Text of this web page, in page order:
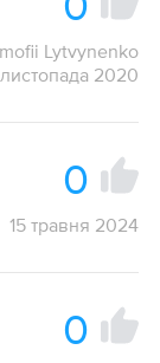
Lytvynenko
2020
0
15 травня 2024
0